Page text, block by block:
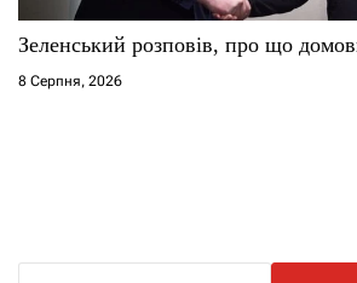
Зеленський розповів, про що
8 Серпня, 2026